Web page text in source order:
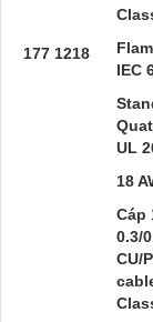
177 1218
IEC
UL
18
Cáp
0.3/
CU/